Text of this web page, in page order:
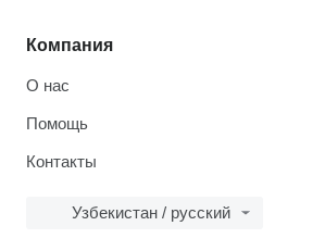
Компания
О нас
Помощь
Контакты
Узбекистан / русский